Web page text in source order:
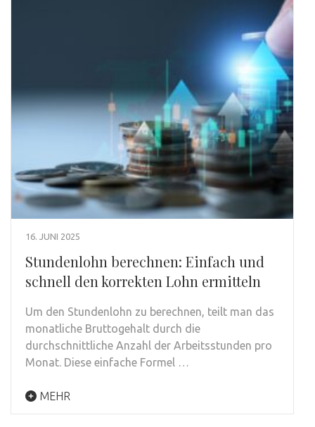
16. JUNI 2025
Stundenlohn berechnen: Einfach und
schnell den korrekten Lohn ermitteln
Um den Stundenlohn zu berechnen, teilt man das
monatliche Bruttogehalt durch die
durchschnittliche Anzahl der Arbeitsstunden pro
Monat. Diese einfache Formel …
MEHR